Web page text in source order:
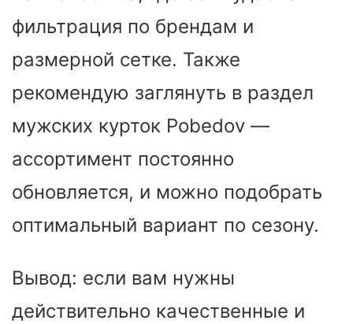
фильтрация по брендам и
размерной сетке. Также
рекомендую заглянуть в раздел
мужских курток Pobedov —
ассортимент постоянно
обновляется, и можно подобрать
оптимальный вариант по сезону.
Вывод: если вам нужны
действительно качественные и